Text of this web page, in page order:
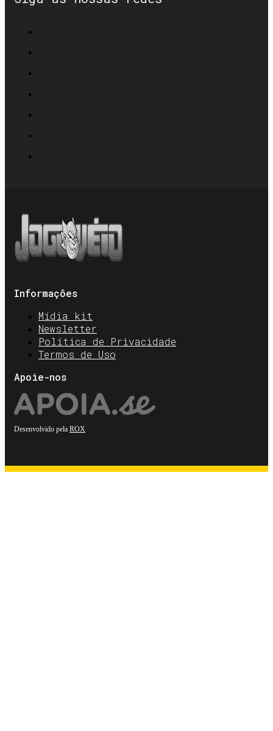
Informações
Mídia kit
Newsletter
Política de Privacidade
Termos de Uso
Apoie-nos
Desenvolvido pela ROX